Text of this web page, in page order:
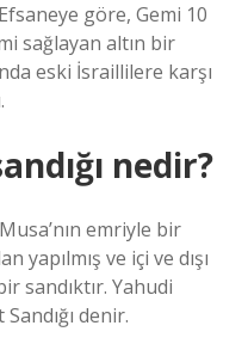
göre, Gemi 10
sağlayan altın bir
eski İsraillilere karşı
nedir?
emriyle bir
yapılmış ve içi ve dışı
sandıktır. Yahudi
denir.